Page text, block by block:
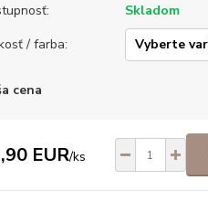
Skladom
/ farba:
cena
EUR/ks